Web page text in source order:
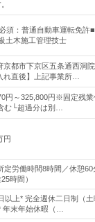
須：普通自動車運転免許
土木施工管理技士
京都市下京区五条通西洞
れ直後】上記事業所…
円～325,800円※固定残
む└超過分は別…
円
定労働時間8時間／休憩60
時間）
以上* 完全週休二日制（
年末年始休暇（…